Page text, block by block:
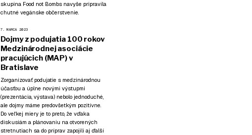
skupina Food not Bombs navyše pripravila
chutné vegánske občerstvenie.
7. MARCA 2023
Dojmy z podujatia 100 rokov
Medzinárodnej asociácie
pracujúcich (MAP) v
Bratislave
Zorganizovať podujatie s medzinárodnou
účasťou a úplne novými výstupmi
(prezentácia, výstava) nebolo jednoduché,
ale dojmy máme predovšetkým pozitívne.
Do veľkej miery je to preto, že vďaka
diskusiám a plánovaniu na otvorených
stretnutiach sa do príprav zapojili aj ďalší